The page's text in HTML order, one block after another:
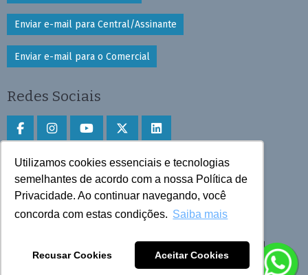
Utilizamos cookies essenciais e tecnologias
semelhantes de acordo com a nossa Política de
Privacidade. Ao continuar navegando, você
concorda com estas condições. Saiba mais
Recusar Cookies Aceitar Cookies
Enviar e-mail para Central/Assinante
Enviar e-mail para o Comercial
Redes Sociais
Faça download do aplicativo
Play Store e App Store
Todos os direitos reservados © 2025 Cruzeiro do Sul